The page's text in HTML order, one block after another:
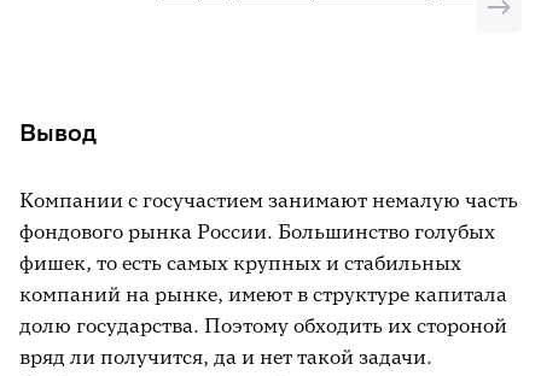
Вывод
Компании с госучастием занимают немалую часть
фондового рынка России. Большинство голубых
фишек, то есть самых крупных и стабильных
компаний на рынке, имеют в структуре капитала
долю государства. Поэтому обходить их стороной
вряд ли получится, да и нет такой задачи.